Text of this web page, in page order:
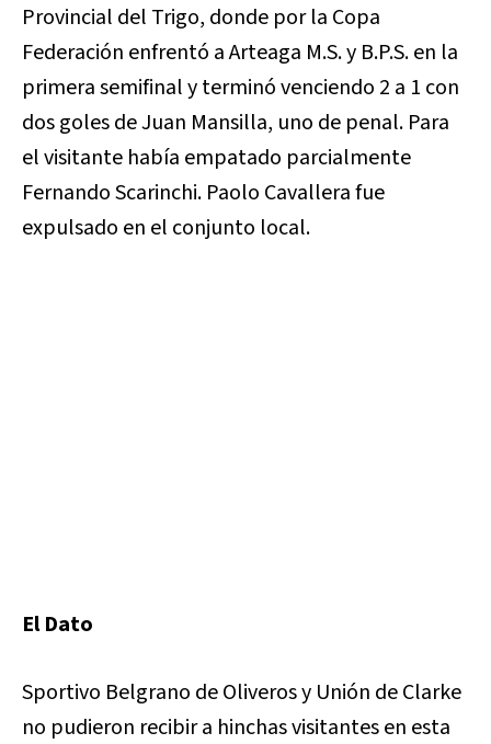
Provincial del Trigo, donde por la Copa
Federación enfrentó a Arteaga M.S. y B.P.S. en la
primera semifinal y terminó venciendo 2 a 1 con
dos goles de Juan Mansilla, uno de penal. Para
el visitante había empatado parcialmente
Fernando Scarinchi. Paolo Cavallera fue
expulsado en el conjunto local.
El Dato
Sportivo Belgrano de Oliveros y Unión de Clarke
no pudieron recibir a hinchas visitantes en esta